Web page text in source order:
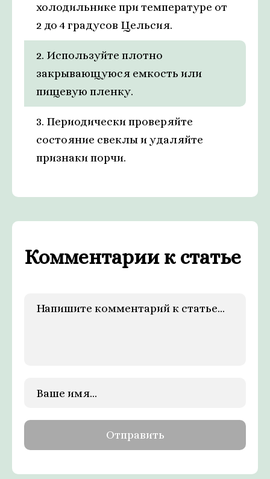
холодильнике при температуре от
2 до 4 градусов Цельсия.
2. Используйте плотно
закрывающуюся емкость или
пищевую пленку.
3. Периодически проверяйте
состояние свеклы и удаляйте
признаки порчи.
Комментарии к статье